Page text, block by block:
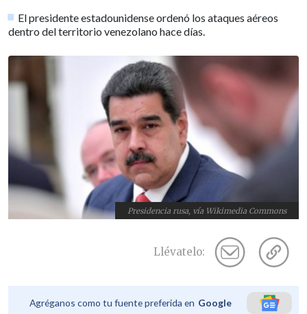
El presidente estadounidense ordenó los ataques aéreos
dentro del territorio venezolano hace días.
Presidencia rusa, vía Wikimedia Commons
Llévatelo:
Agréganos como tu fuente preferida en Google